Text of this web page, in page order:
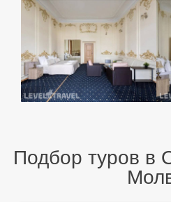
Подбор туров в